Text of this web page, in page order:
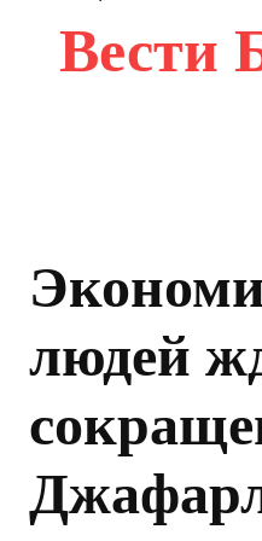
Вести
людей